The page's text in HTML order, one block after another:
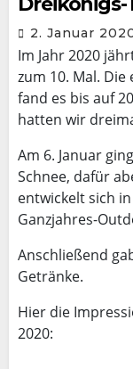
2. Januar
Im Jahr 2020
zum 10. Mal.
fand es bis auf
hatten wir
Am 6. Januar
Schnee, dafür
entwickelt sich
Ganzjahres-
Anschließend
Getränke.
Hier die
2020: